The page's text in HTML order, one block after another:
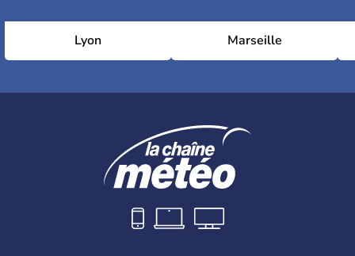
Lyon Marseille